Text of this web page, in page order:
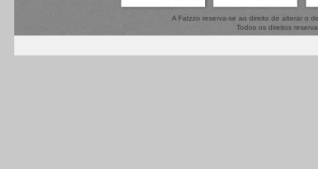
A Fatzzo reserva-se ao direito de alterar o
Todos os direitos